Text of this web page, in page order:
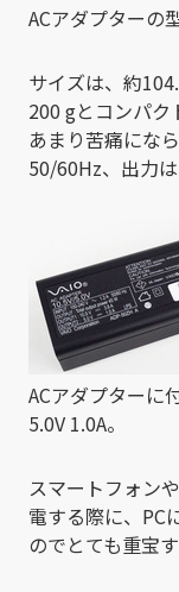
ACアダプターの
サイズは、約
200 gとコンパク
あまり苦痛にな
50/60Hz、出力は
ACアダプターに
5.0V 1.0A。
スマートフォン
電する際に、PC
のでとても重宝す